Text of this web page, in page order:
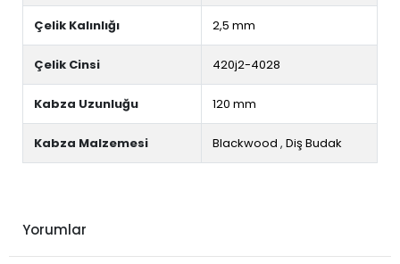
Çelik Kalınlığı 2,5 mm
Çelik Cinsi 420j2-4028
Kabza Uzunluğu 120 mm
Kabza Malzemesi Blackwood , Diş Budak
Yorumlar